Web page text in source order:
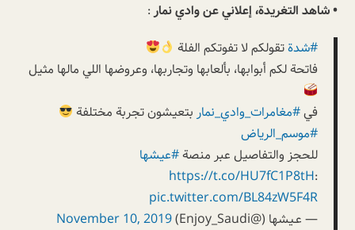
• شاهد التغريدة، إعلاني عن وادي نمار:
#شدةتقولكم لا تفوتكم الفلة
فاتحة لكم أبوابها، بألعابها وتجاربها، وعروضها اللي مالها مثيل
في#مغامرات_وادي_نمار بتعيشون تجربة مختلفة
#موسم_الرياض
للحجز والتفاصيل عبر منصة#عيشها
:
https://t.co/HU7fC1P8tH
pic.twitter.com/BL84zW5F4R
— عـيشها (@Enjoy_Saudi)
November 10, 2019